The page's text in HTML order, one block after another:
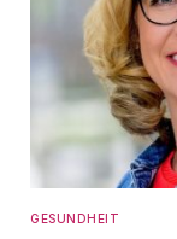
GESUNDHEIT